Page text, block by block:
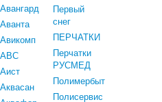
Авангард
Аванта
Авикомп
АВС
Аист
Аквасан
Первый
снег
ПЕРЧАТКИ
Перчатки
РУСМЕД
Полимербыт
Полисервис